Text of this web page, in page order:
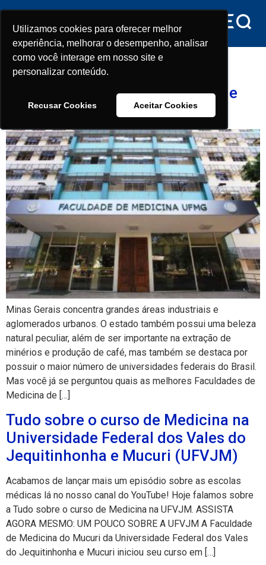
Utilizamos cookies para oferecer melhor
experiência, melhorar o desempenho, analisar
como você interage em nosso site e
personalizar conteúdo.
Recusar Cookies Aceitar Cookies
Utilizamos cookies para oferecer melhor
experiência, melhorar o desempenho, analisar
como você interage em nosso site e
personalizar conteúdo.
Recusar Cookies Aceitar Cookies
conteúdo
Tag:Minas Gerais
Quais as melhores Faculdades de
Medicina de Minas Gerais?
Minas Gerais concentra grandes áreas industriais e
aglomerados urbanos. O estado também possui uma beleza
natural peculiar, além de ser importante na extração de
minérios e produção de café, mas também se destaca por
possuir o maior número de universidades federais do Brasil.
Mas você já se perguntou quais as melhores Faculdades de
Medicina de […]
Tudo sobre o curso de Medicina na
Universidade Federal dos Vales do
Jequitinhonha e Mucuri (UFVJM)
Acabamos de lançar mais um episódio sobre as escolas
médicas lá no nosso canal do YouTube! Hoje falamos sobre
a Tudo sobre o curso de Medicina na UFVJM. ASSISTA
AGORA MESMO: UM POUCO SOBRE A UFVJM A Faculdade
de Medicina do Mucuri da Universidade Federal dos Vales
do Jequitinhonha e Mucuri iniciou seu curso em […]